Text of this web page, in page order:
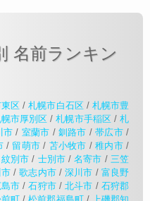
名前ランキン
区 /札幌市白石区/ 札幌市豊
市厚別区 /札幌市手稲区/札
市 / 室蘭市 / 釧路市 / 帯広市/
/ 留萌市 / 苫小牧市 / 稚内市/
紋別市 / 士別市/名寄市 / 三笠
/歌志内市/深川市 / 富良野
市 /石狩市/北斗市 / 石狩郡